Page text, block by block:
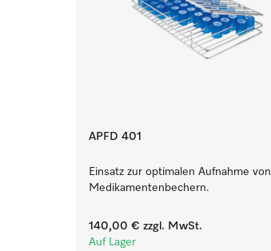
APFD 401
Einsatz zur optimalen Aufnahme von
Medikamentenbechern.
140,00 € zzgl. MwSt.
Auf Lager